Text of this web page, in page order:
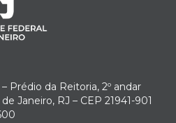
Prédio da Reitoria, 2º andar
Janeiro, RJ – CEP 21941-901